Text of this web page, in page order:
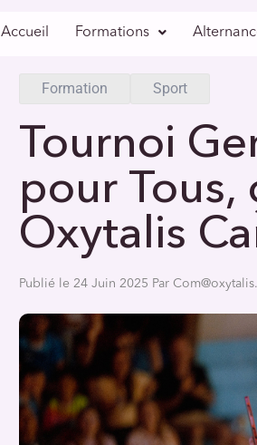
Accueil Formations
Formation Sport
Tournoi
pour Tous,
Oxytalis
Publié le 24 Juin 2025 Par